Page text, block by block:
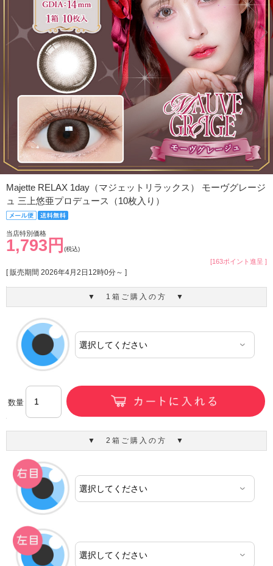
Majette RELAX 1day（マジェットリラックス） モーヴグレージ
ュ 三上悠亜プロデュース（10枚入り）
当店特別価格
1,793円 (税込)
[163ポイント進呈 ]
[ 販売期間 2026年4月2日12時0分～ ]
▼ 1箱ご購入の方 ▼
数量
▼ 2箱ご購入の方 ▼